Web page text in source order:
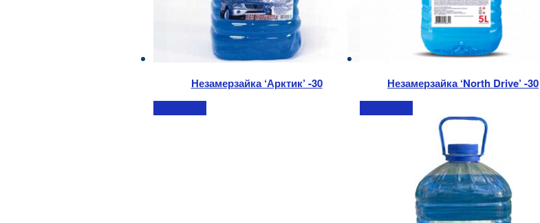
Незамерзайка ‘Арктик’ -30 Незамерзайка ‘North Drive’ -30